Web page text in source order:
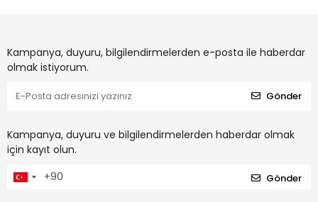
Kampanya, duyuru, bilgilendirmelerden e-posta ile haberdar
olmak istiyorum.
Gönder
Kampanya, duyuru ve bilgilendirmelerden haberdar olmak
için kayıt olun.
Gönder